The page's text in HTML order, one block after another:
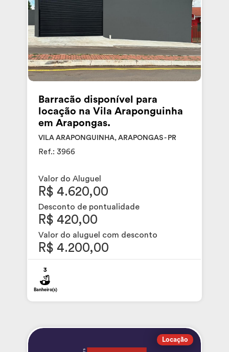
Barracão disponível para
locação na Vila Araponguinha
em Arapongas.
VILA ARAPONGUINHA, ARAPONGAS - PR
Ref.: 3966
Valor do Aluguel
R$ 4.620,00
Desconto de pontualidade
R$ 420,00
Valor do aluguel com desconto
R$ 4.200,00
3
Banheiro(s)
Locação